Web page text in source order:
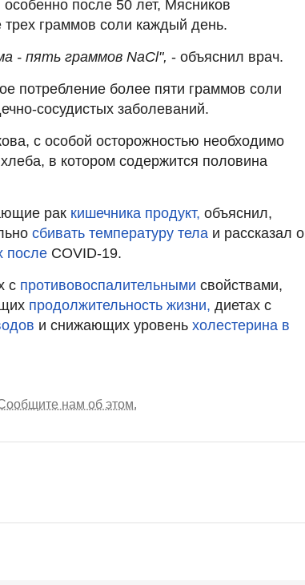
после 50 лет, Мясников
трех граммов соли каждый день.
- пять граммов NaCl", - объяснил врач.
потребление более пяти граммов соли
сосудистых заболеваний.
с особой осторожностью необходимо
в котором содержится половина
рак кишечника продукт, объяснил,
сбивать температуру тела и рассказал о
после COVID-19.
с противовоспалительными свойствами,
продолжительность жизни, диетах с
и снижающих уровень холестерина в
нам об этом.